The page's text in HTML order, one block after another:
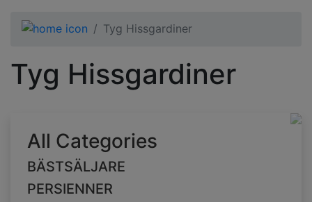
Tyg Hissgardiner
Tyg Hissgardiner
All Categories
BÄSTSÄLJARE
PERSIENNER